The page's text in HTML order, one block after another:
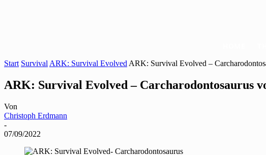
Start Survival ARK: Survival Evolved ARK: Survival Evolved –
ARK: Survival Evolved – Carcharodontosaurus
Von
Christoph Erdmann
-
07/09/2022